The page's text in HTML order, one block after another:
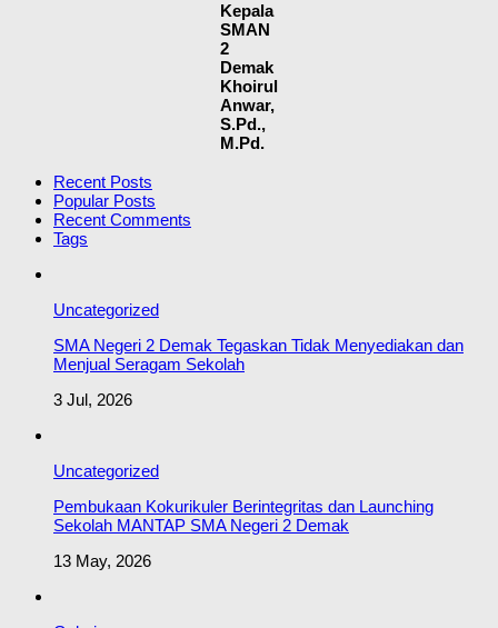
Kepala
SMAN
2
Demak
Khoirul
Anwar,
S.Pd.,
M.Pd.
Recent Posts
Popular Posts
Recent Comments
Tags
Uncategorized
SMA Negeri 2 Demak Tegaskan Tidak Menyediakan dan
Menjual Seragam Sekolah
3 Jul, 2026
Uncategorized
Pembukaan Kokurikuler Berintegritas dan Launching
Sekolah MANTAP SMA Negeri 2 Demak
13 May, 2026